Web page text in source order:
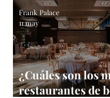
¿Cuáles son los
restaurantes de
Frank Palace
11 may